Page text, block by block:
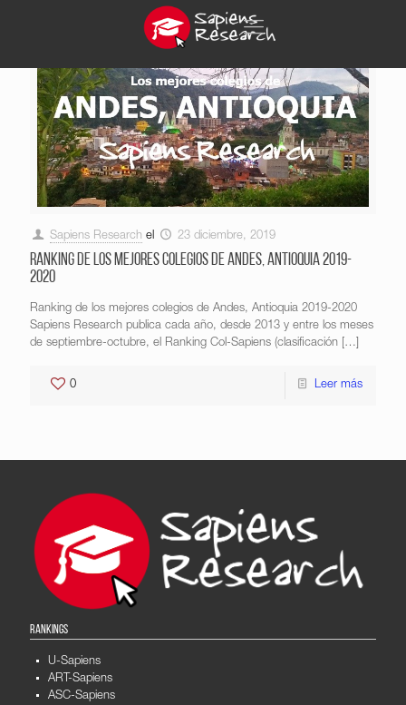
Sapiens Research el 23 diciembre, 2019
Ranking de los mejores colegios de Andes, Antioquia 2019-
2020
Ranking de los mejores colegios de Andes, Antioquia 2019-2020
Sapiens Research publica cada año, desde 2013 y entre los meses
de septiembre-octubre, el Ranking Col-Sapiens (clasificación […]
0 Leer más
RANKINGS
U-Sapiens
ART-Sapiens
ASC-Sapiens